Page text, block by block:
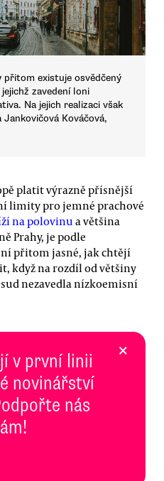
přitom existuje osvědčený
zavedení loni
Na jejich realizaci však
Kováčová,
platit výrazně přísnější
limity pro jemné prachové
na polovinu a většina
Prahy, je podle
přitom jasné, jak chtějí
když na rozdíl od většiny
nezavedla nízkoemisní
v první linii
novinářství
nás
×